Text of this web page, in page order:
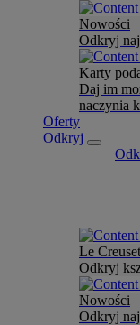
Nowości
Odkryj
Karty
Daj im
naczynia
Oferty
Odkryj
Le
Odkryj
Nowości
Odkryj